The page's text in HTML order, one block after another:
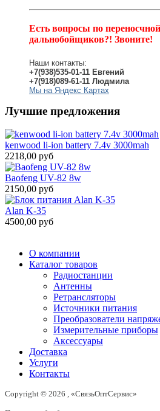
Есть вопросы по
дальнобойщиков?! Звоните!
Наши контакты:
+7(938)535-01-11 Евгений
+7(918)089-61-11 Людмила
Мы на Яндекс Картах
Лучшие предложения
kenwood li-ion battery 7.4v 3000mah
2218,00 руб
Baofeng UV-82 8w
2150,00 руб
Alan K-35
4500,00 руб
О компании
Каталог товаров
Радиостанции
Антенны
Ретрансляторы
Источники питания
Преобразователи
Измерительные приборы
Аксессуары
Доставка
Услуги
Контакты
Copyright © 2026 , «СвязьОптСервис»